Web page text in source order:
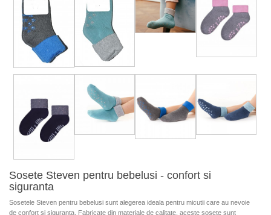
Sosete Steven pentru bebelusi - confort si
siguranta
Sosetele Steven pentru bebelusi sunt alegerea ideala pentru micutii care au nevoie
de confort si siguranta. Fabricate din materiale de calitate, aceste sosete sunt